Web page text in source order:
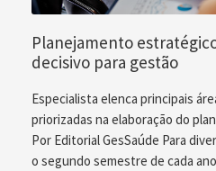
Planejamento
decisivo para gestão
Especialista elenca principais
priorizadas na elaboração do
Por Editorial GesSaúde Para
o segundo semestre de cada